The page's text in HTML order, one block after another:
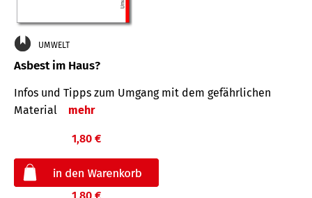
UMWELT
Asbest im Haus?
Infos und Tipps zum Um­gang mit dem ge­fähr­lichen
Mate­rial
mehr
1,80 €